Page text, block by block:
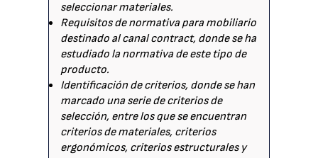
seleccionar materiales.
Requisitos de normativa para mobiliario
destinado al canal contract, donde se ha
estudiado la normativa de este tipo de
producto.
Identificación de criterios, donde se han
marcado una serie de criterios de
selección, entre los que se encuentran
criterios de materiales, criterios
ergonómicos, criterios estructurales y